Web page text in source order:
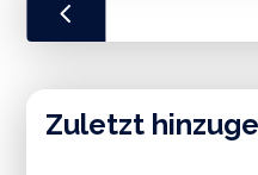
Zuletzt